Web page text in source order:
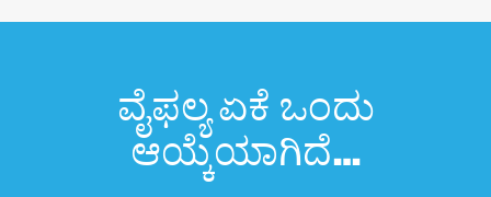
ವೈಫಲ್ಯ ಏಕೆ ಒಂದು
ಆಯ್ಕೆಯಾಗಿದೆ…